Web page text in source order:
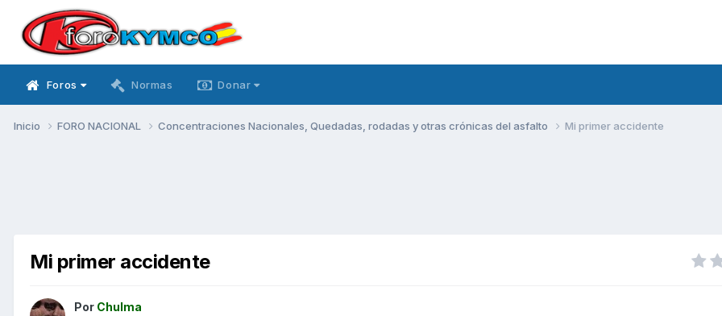
Foros Normas Donar
Inicio FORO NACIONAL Concentraciones Nacionales, Quedadas, rodadas y otras crónicas del asfalto Mi primer accidente
Mi primer accidente
Por Chulma